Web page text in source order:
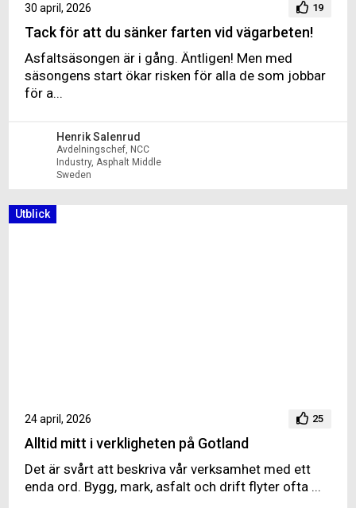
30 april, 2026 19
Tack för att du sänker farten vid vägarbeten!
Asfaltsäsongen är i gång. Äntligen! Men med
säsongens start ökar risken för alla de som jobbar
för a...
Henrik Salenrud
Avdelningschef, NCC
Industry, Asphalt Middle
Sweden
Utblick
24 april, 2026 25
Alltid mitt i verkligheten på Gotland
Det är svårt att beskriva vår verksamhet med ett
enda ord. Bygg, mark, asfalt och drift flyter ofta ...